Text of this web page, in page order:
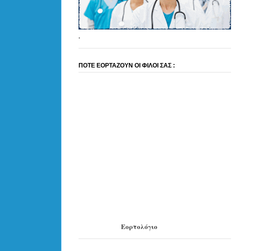
.
ΠΟΤΕ ΕΟΡΤΑΖΟΥΝ ΟΙ ΦΙΛΟΙ ΣΑΣ :
Εορτολόγιο